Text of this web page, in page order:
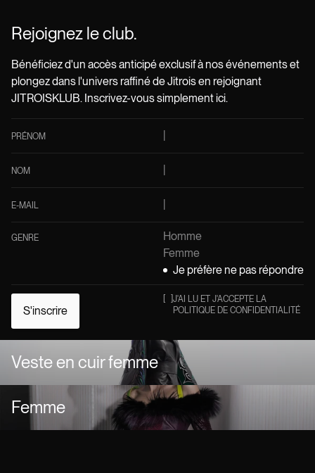
Rejoignez le club.
Bénéficiez d'un accès anticipé exclusif à nos événements et
plongez dans l'univers raffiné de Jitrois en rejoignant
JITROISKLUB. Inscrivez-vous simplement ici.
PRÉNOM
NOM
E-MAIL
GENRE
Homme
Femme
Je préfère ne pas répondre
S'inscrire
J'AI LU ET J'ACCEPTE LA
POLITIQUE DE CONFIDENTIALITÉ
Veste en cuir femme
Femme